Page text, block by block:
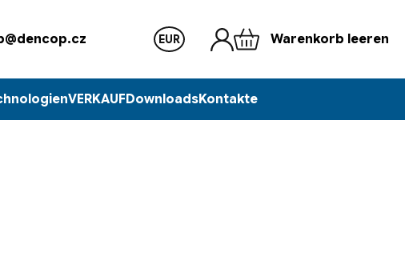
EUR Warenkorb leeren
VERKAUFDownloadsKontakte